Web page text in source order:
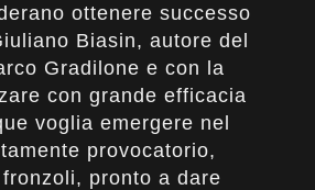
ottenere successo
Biasin, autore del
Gradilone e con la
con grande efficacia
voglia emergere nel
provocatorio,
pronto a dare